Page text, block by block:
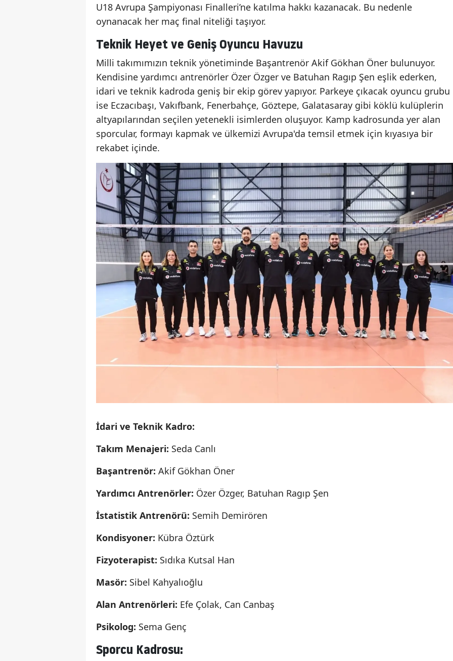
U18 Avrupa Şampiyonası Finalleri’ne katılma hakkı kazanacak. Bu nedenle
oynanacak her maç final niteliği taşıyor.
Teknik Heyet ve Geniş Oyuncu Havuzu
Milli takımımızın teknik yönetiminde Başantrenör Akif Gökhan Öner bulunuyor.
Kendisine yardımcı antrenörler Özer Özger ve Batuhan Ragıp Şen eşlik ederken,
idari ve teknik kadroda geniş bir ekip görev yapıyor. Parkeye çıkacak oyuncu grubu
ise Eczacıbaşı, Vakıfbank, Fenerbahçe, Göztepe, Galatasaray gibi köklü kulüplerin
altyapılarından seçilen yetenekli isimlerden oluşuyor. Kamp kadrosunda yer alan
sporcular, formayı kapmak ve ülkemizi Avrupa'da temsil etmek için kıyasıya bir
rekabet içinde.
İdari ve Teknik Kadro:
Takım Menajeri: Seda Canlı
Başantrenör: Akif Gökhan Öner
Yardımcı Antrenörler: Özer Özger, Batuhan Ragıp Şen
İstatistik Antrenörü: Semih Demirören
Kondisyoner: Kübra Öztürk
Fizyoterapist: Sıdıka Kutsal Han
Masör: Sibel Kahyalıoğlu
Alan Antrenörleri: Efe Çolak, Can Canbaş
Psikolog: Sema Genç
Sporcu Kadrosu: